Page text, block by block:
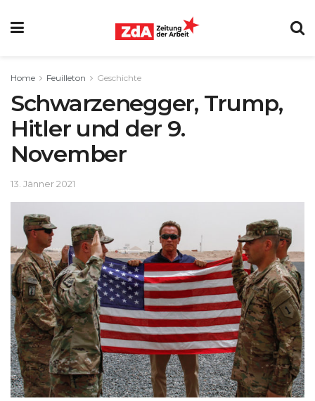
Home Feuilleton Geschichte
Schwarzenegger, Trump,
Hitler und der 9.
November
13. Jänner 2021